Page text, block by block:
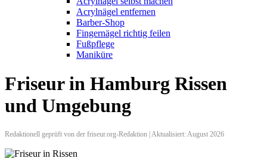
Acrylnägel entfernen
Barber-Shop
Fingernägel richtig feilen
Fußpflege
Maniküre
Friseur in Hamburg Rissen
und Umgebung
Redaktionell geprüft von der friseur.org-Redaktion | Aktualisiert: August 2026